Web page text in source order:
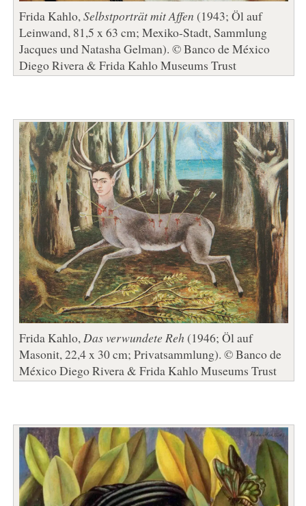
Frida Kahlo, Selbstporträt mit Affen (1943; Öl auf
Leinwand, 81,5 x 63 cm; Mexiko-Stadt, Sammlung
Jacques und Natasha Gelman). © Banco de México
Diego Rivera & Frida Kahlo Museums Trust
Frida Kahlo, Das verwundete Reh (1946; Öl auf
Masonit, 22,4 x 30 cm; Privatsammlung). © Banco de
México Diego Rivera & Frida Kahlo Museums Trust